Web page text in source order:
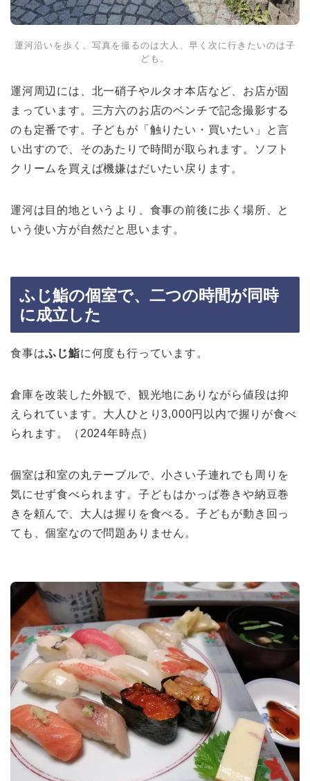
運河沿いを歩く。写真を撮るのは大人、早く次に行きたいのは子
ども。
運河周辺には、北一硝子やルタオ本店など、お店が固
まっています。三方六のお店のベンチで記念撮影する
のも定番です。子どもが「触りたい・買いたい」と言
い出すので、そのあたりで時間が取られます。ソフト
クリームを買えば機嫌はだいたい戻ります。
運河は目的地というより、食事の前後に歩く場所、と
いう使い方が自然だと思います。
ふじ鮨の個室で、二つの時間が同時
に成立した
食事はふじ鮨に何度も行っています。
倉庫を改装した外観で、観光地にありながら値段は抑
えられています。大人ひとり3,000円以内で握りが食べ
られます。（2024年時点）
個室は和室の丸テーブルで、小さい子連れでも周りを
気にせず食べられます。子どもはかっぱ巻きや納豆巻
きを頼んで、大人は握りを食べる。子どもが動き回っ
ても、個室なので問題ありません。